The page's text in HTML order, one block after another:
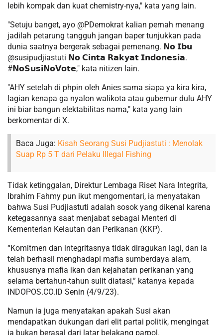
lebih kompak dan kuat chemistry-nya," kata yang lain.
"Setuju banget, ayo @PDemokrat kalian pernah menang
jadilah petarung tangguh jangan baper tunjukkan pada
dunia saatnya bergerak sebagai pemenang. 𝗡𝗼 𝗜𝗯𝘂
@susipudjiastuti 𝗡𝗼 𝗖𝗶𝗻𝘁𝗮 𝗥𝗮𝗸𝘆𝗮𝘁 𝗜𝗻𝗱𝗼𝗻𝗲𝘀𝗶𝗮.
#𝗡𝗼𝗦𝘂𝘀𝗶𝗡𝗼𝗩𝗼𝘁𝗲," kata nitizen lain.
"AHY setelah di phpin oleh Anies sama siapa ya kira kira,
lagian kenapa ga nyalon walikota atau gubernur dulu AHY
ini biar bangun elektabilitas nama," kata yang lain
berkomentar di X.
Baca Juga: Kisah Seorang Susi Pudjiastuti : Menolak
Suap Rp 5 T dari Pelaku Illegal Fishing
Tidak ketinggalan, Direktur Lembaga Riset Nara Integrita,
Ibrahim Fahmy pun ikut mengomentari, ia menyatakan
bahwa Susi Pudjiastuti adalah sosok yang dikenal karena
ketegasannya saat menjabat sebagai Menteri di
Kementerian Kelautan dan Perikanan (KKP).
“Komitmen dan integritasnya tidak diragukan lagi, dan ia
telah berhasil menghadapi mafia sumberdaya alam,
khususnya mafia ikan dan kejahatan perikanan yang
selama bertahun-tahun sulit diatasi,” katanya kepada
INDOPOS.CO.ID Senin (4/9/23).
Namun ia juga menyatakan apakah Susi akan
mendapatkan dukungan dari elit partai politik, mengingat
ia bukan berasal dari latar belakang parpol.